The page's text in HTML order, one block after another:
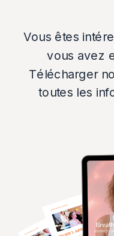
Vous êtes
vous avez
Télécharger
toutes les